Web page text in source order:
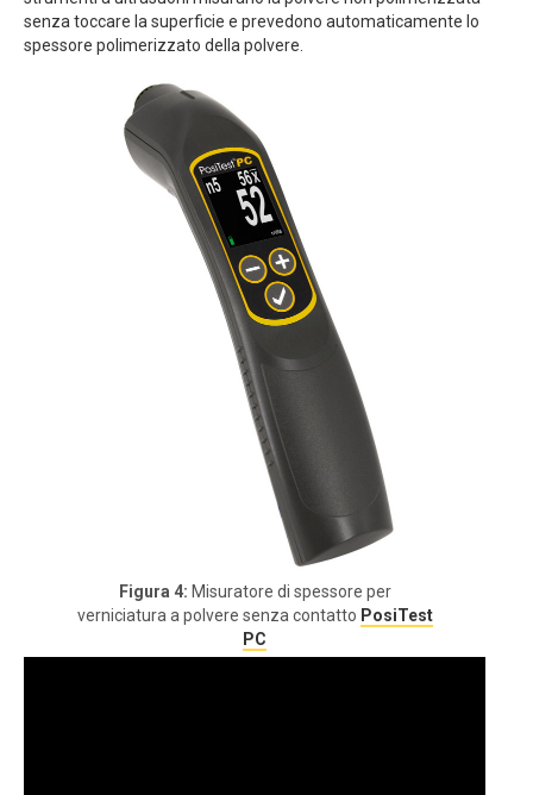
senza toccare la superficie e prevedono automaticamente lo
spessore polimerizzato della polvere.
Figura 4: Misuratore di spessore per
verniciatura a polvere senza contatto PosiTest
PC